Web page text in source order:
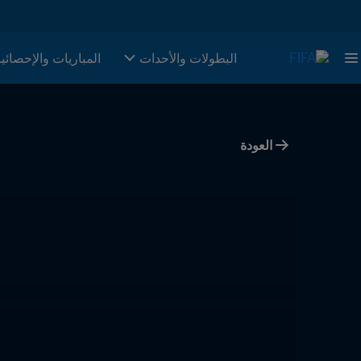
البطولات والأحدات المباريات
العودة